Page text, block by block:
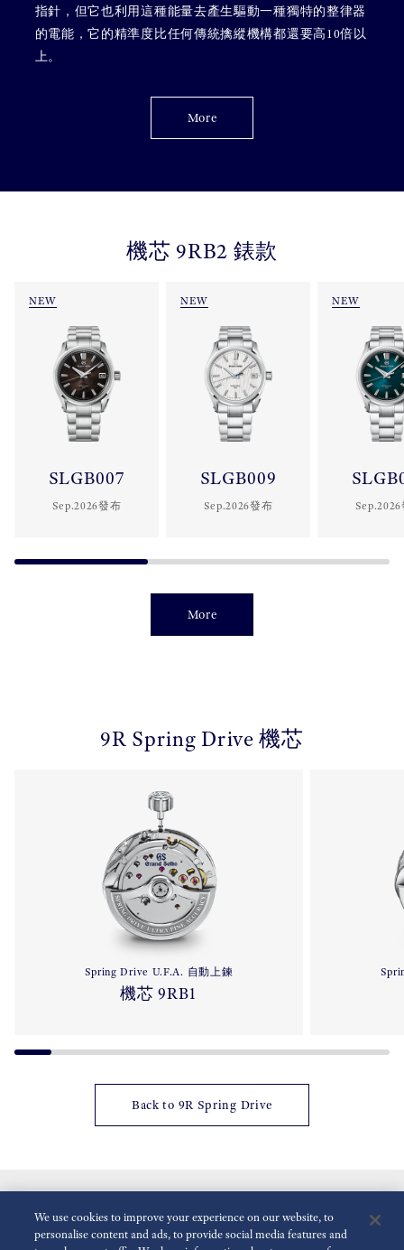
指針，但它也利用這種能量去產生驅動一種獨特的整律器
的電能，它的精準度比任何傳統擒縱機構都還要高10倍以
上。
More
機芯 9RB2 錶款
NEW
SLGB007
Sep.2026發布
NEW
SLGB009
Sep.2026發布
NEW
More
9R Spring Drive 機芯
Spring Drive U.F.A. 自動上鍊
機芯 9RB1
Back to 9R Spring Drive
We use cookies to improve your experience on our website, to
personalise content and ads, to provide social media features and